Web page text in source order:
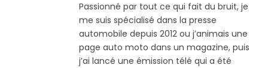
Passionné par tout ce qui fait du bruit, je
me suis spécialisé dans la presse
automobile depuis 2012 ou j’animais une
page auto moto dans un magazine, puis
j’ai lancé une émission télé qui a été